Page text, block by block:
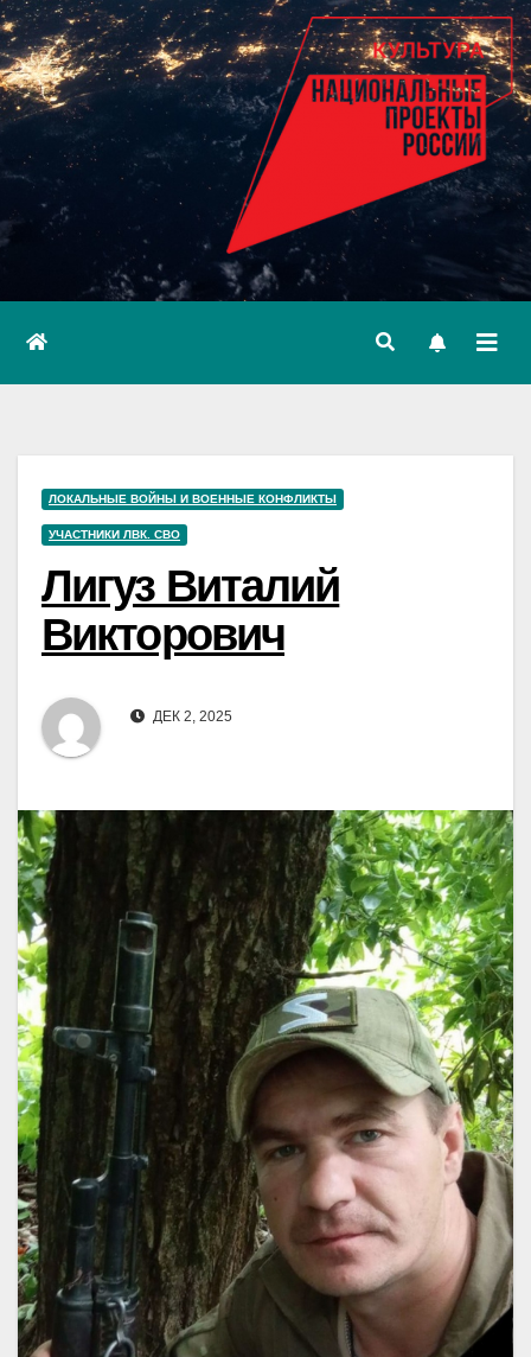
ЛОКАЛЬНЫЕ ВОЙНЫ И ВОЕННЫЕ КОНФЛИКТЫ
УЧАСТНИКИ ЛВК. СВО
Лигуз Виталий
Викторович
ДЕК 2, 2025